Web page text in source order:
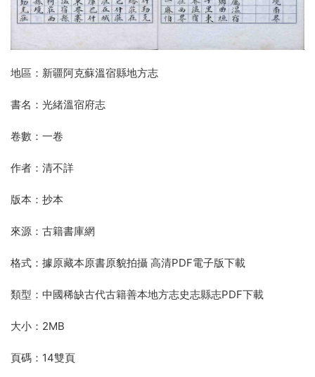
地區：新疆阿克蘇溫宿縣地方志
書名：光緒溫宿府志
卷數：一卷
作者：清不詳
版本：抄本
來源：古籍書庫網
格式：據原藏本原書原貌拍攝 高清PDF電子版下載
類型：中國稀缺古代古籍善本地方志史志縣志PDF下載
大小：2MB
頁碼：14雙頁